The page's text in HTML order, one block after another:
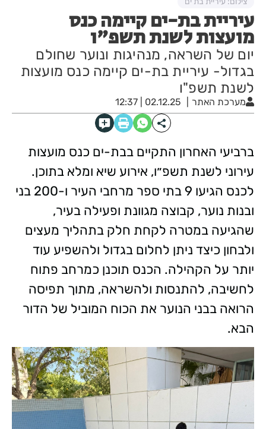
עיריית בת-ים קיימה כנס
מועצות לשנת תשפ"ו
יום של השראה, מנהיגות ונוער שחולם
בגדול- עיריית בת-ים קיימה כנס מועצות
לשנת תשפ"ו
מערכת האתר 02.12.25 | 12:37
ברביעי האחרון התקיים בבת-ים כנס מועצות
עירוני לשנת תשפ״ו, אירוע שיא ומלא בתוכן.
לכנס הגיעו 9 בתי ספר מרחבי העיר ו-200 בני
ובנות נוער, קבוצה מגוונת ופעילה בעיר,
שהגיעה במטרה לקחת חלק בתהליך מעצים
ולבחון כיצד ניתן לחלום בגדול ולהשפיע עוד
יותר על הקהילה. הכנס תוכנן כמרחב פתוח
לחשיבה, להתנסות ולהשראה, מתוך תפיסה
הרואה בבני הנוער את הכוח המוביל של הדור
הבא.